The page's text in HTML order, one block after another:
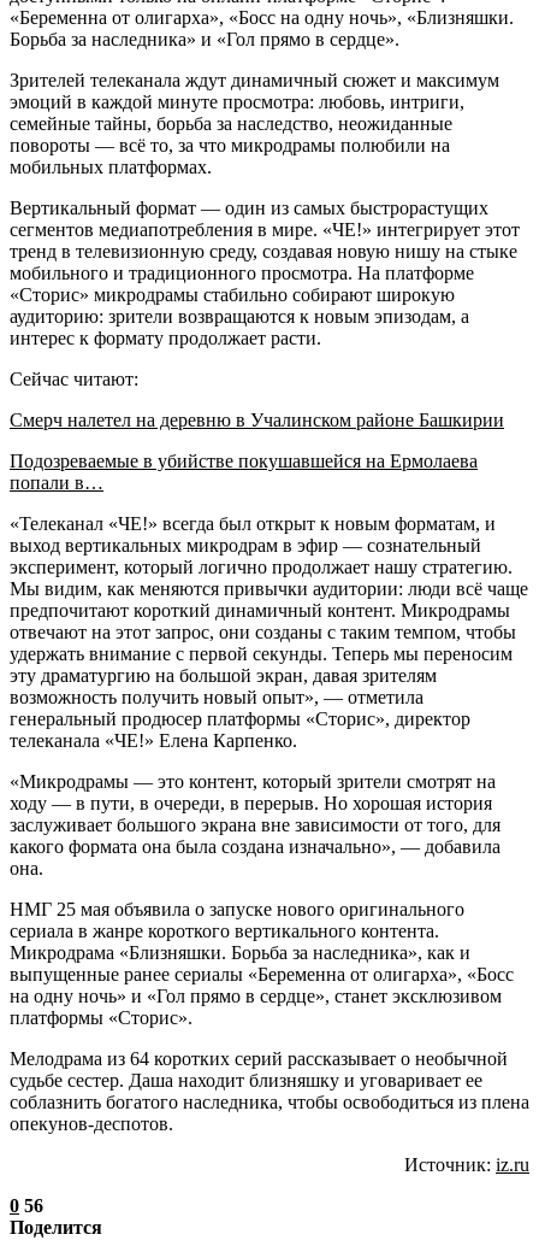
«Беременна от олигарха», «Босс на одну ночь», «Близняшки.
Борьба за наследника» и «Гол прямо в сердце».
Зрителей телеканала ждут динамичный сюжет и максимум
эмоций в каждой минуте просмотра: любовь, интриги,
семейные тайны, борьба за наследство, неожиданные
повороты — всё то, за что микродрамы полюбили на
мобильных платформах.
Вертикальный формат — один из самых быстрорастущих
сегментов медиапотребления в мире. «ЧЕ!» интегрирует этот
тренд в телевизионную среду, создавая новую нишу на стыке
мобильного и традиционного просмотра. На платформе
«Сторис» микродрамы стабильно собирают широкую
аудиторию: зрители возвращаются к новым эпизодам, а
интерес к формату продолжает расти.
Сейчас читают:
Смерч налетел на деревню в Учалинском районе Башкирии
Подозреваемые в убийстве покушавшейся на Ермолаева
попали в…
«Телеканал «ЧЕ!» всегда был открыт к новым форматам, и
выход вертикальных микродрам в эфир — сознательный
эксперимент, который логично продолжает нашу стратегию.
Мы видим, как меняются привычки аудитории: люди всё чаще
предпочитают короткий динамичный контент. Микродрамы
отвечают на этот запрос, они созданы с таким темпом, чтобы
удержать внимание с первой секунды. Теперь мы переносим
эту драматургию на большой экран, давая зрителям
возможность получить новый опыт», — отметила
генеральный продюсер платформы «Сторис», директор
телеканала «ЧЕ!» Елена Карпенко.
«Микродрамы — это контент, который зрители смотрят на
ходу — в пути, в очереди, в перерыв. Но хорошая история
заслуживает большого экрана вне зависимости от того, для
какого формата она была создана изначально», — добавила
она.
НМГ 25 мая объявила о запуске нового оригинального
сериала в жанре короткого вертикального контента.
Микродрама «Близняшки. Борьба за наследника», как и
выпущенные ранее сериалы «Беременна от олигарха», «Босс
на одну ночь» и «Гол прямо в сердце», станет эксклюзивом
платформы «Сторис».
Мелодрама из 64 коротких серий рассказывает о необычной
судьбе сестер. Даша находит близняшку и уговаривает ее
соблазнить богатого наследника, чтобы освободиться из плена
опекунов-деспотов.
Источник: iz.ru
0 56
Поделится